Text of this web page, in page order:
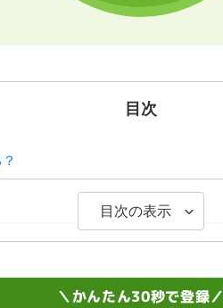
目次
めのコツ
目次の表示
＼かんたん30秒で登録／